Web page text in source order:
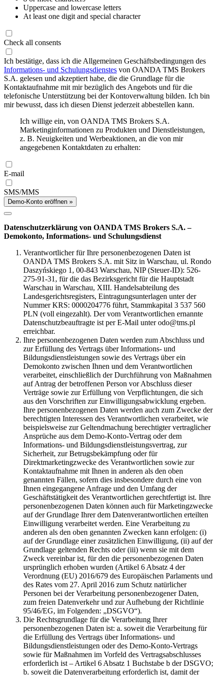
Uppercase and lowercase letters
At least one digit and special character
Check all consents
Ich bestätige, dass ich die Allgemeinen Geschäftsbedingungen des
Informations- und Schulungsdienstes von OANDA TMS Brokers
S.A. gelesen und akzeptiert habe, die die Grundlage für die
Kontaktaufnahme mit mir bezüglich des Angebots und für die
telefonische Unterstützung bei der Kontoverwaltung bilden. Ich bin
mir bewusst, dass ich diesen Dienst jederzeit abbestellen kann.
Ich willige ein, von OANDA TMS Brokers S.A.
Marketinginformationen zu Produkten und Dienstleistungen,
z. B. Neuigkeiten und Werbeaktionen, an die von mir
angegebenen Kontaktdaten zu erhalten:
E-mail
SMS/MMS
Demo-Konto eröffnen »
Datenschutzerklärung von OANDA TMS Brokers S.A. –
Demokonto, Informations- und Schulungsdienst
Verantwortlicher für Ihre personenbezogenen Daten ist
OANDA TMS Brokers S.A. mit Sitz in Warschau, ul. Rondo
Daszyńskiego 1, 00-843 Warschau, NIP (Steuer-ID): 526-
275-91-31, für die das Bezirksgericht für die Hauptstadt
Warschau in Warschau, XIII. Handelsabteilung des
Landesgerichtsregisters, Eintragungsunterlagen unter der
Nummer KRS: 0000204776 führt, Stammkapital 3 537 560
PLN (voll eingezahlt). Der vom Verantwortlichen ernannte
Datenschutzbeauftragte ist per E-Mail unter odo@tms.pl
erreichbar.
Ihre personenbezogenen Daten werden zum Abschluss und
zur Erfüllung des Vertrags über Informations- und
Bildungsdienstleistungen sowie des Vertrags über ein
Demokonto zwischen Ihnen und dem Verantwortlichen
verarbeitet, einschließlich der Durchführung von Maßnahmen
auf Antrag der betroffenen Person vor Abschluss dieser
Verträge sowie zur Erfüllung von Verpflichtungen, die sich
aus den Vorschriften zur Einwilligungsabwicklung ergeben.
Ihre personenbezogenen Daten werden auch zum Zwecke der
berechtigten Interessen des Verantwortlichen verarbeitet, wie
beispielsweise zur Geltendmachung berechtigter vertraglicher
Ansprüche aus dem Demo-Konto-Vertrag oder dem
Informations- und Bildungsdienstleistungsvertrag, zur
Sicherheit, zur Betrugsbekämpfung oder für
Direktmarketingzwecke des Verantwortlichen sowie zur
Kontaktaufnahme mit Ihnen in anderen als den oben
genannten Fällen, sofern dies insbesondere durch eine von
Ihnen eingegangene Anfrage und den Umfang der
Geschäftstätigkeit des Verantwortlichen gerechtfertigt ist. Ihre
personenbezogenen Daten können auch für Marketingzwecke
auf der Grundlage Ihrer dem Datenverantwortlichen erteilten
Einwilligung verarbeitet werden. Eine Verarbeitung zu
anderen als den oben genannten Zwecken kann erfolgen: (i)
auf der Grundlage einer zusätzlichen Einwilligung, (ii) auf der
Grundlage geltenden Rechts oder (iii) wenn sie mit dem
Zweck vereinbar ist, für den die personenbezogenen Daten
ursprünglich erhoben wurden (Artikel 6 Absatz 4 der
Verordnung (EU) 2016/679 des Europäischen Parlaments und
des Rates vom 27. April 2016 zum Schutz natürlicher
Personen bei der Verarbeitung personenbezogener Daten,
zum freien Datenverkehr und zur Aufhebung der Richtlinie
95/46/EG, im Folgenden: „DSGVO“).
Die Rechtsgrundlage für die Verarbeitung Ihrer
personenbezogenen Daten ist: a. soweit die Verarbeitung für
die Erfüllung des Vertrags über Informations- und
Bildungsdienstleistungen oder des Demo-Konto-Vertrags
sowie für Maßnahmen im Vorfeld des Vertragsabschlusses
erforderlich ist – Artikel 6 Absatz 1 Buchstabe b der DSGVO;
b. soweit die Datenverarbeitung erforderlich ist, damit der